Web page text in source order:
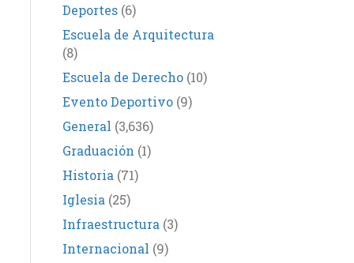
Deportes(6)
Escuela de Arquitectura
(8)
Escuela de Derecho(10)
Evento Deportivo(9)
General (3,636)
Graduación (1)
Historia (71)
Iglesia (25)
Infraestructura (3)
Internacional (9)